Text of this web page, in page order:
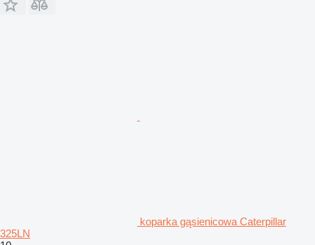
koparka gąsienicowa Caterpillar
325LN